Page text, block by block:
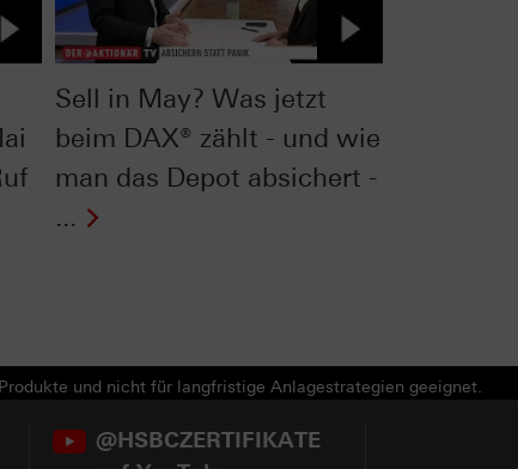
Sell in May? Was jetzt
beim DAX® zählt - und wie
man das Depot absichert -
...
und nicht für langfristige Anlagestrategien geeignet.
@HSBCZERTIFIKATE